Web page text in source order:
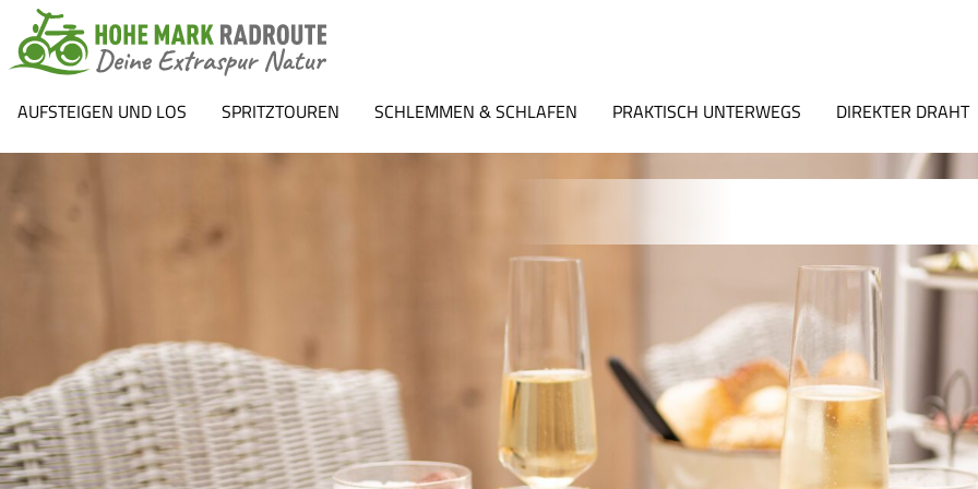
AUFSTEIGEN UND LOS SPRITZTOUREN SCHLEMMEN & SCHLAFEN PRAKTISCH UNTERWEGS DIREKTER DRAHT